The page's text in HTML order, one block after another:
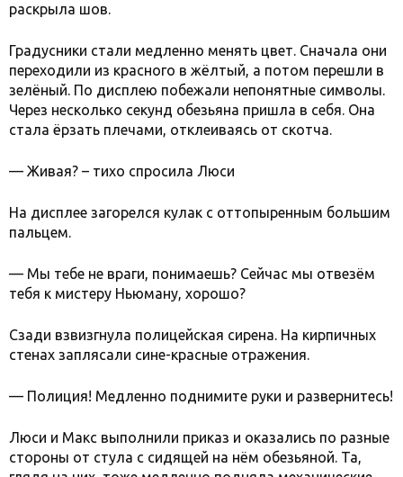
раскрыла шов.
Градусники стали медленно менять цвет. Сначала они
переходили из красного в жёлтый, а потом перешли в
зелёный. По дисплею побежали непонятные символы.
Через несколько секунд обезьяна пришла в себя. Она
стала ёрзать плечами, отклеиваясь от скотча.
— Живая? – тихо спросила Люси
На дисплее загорелся кулак с оттопыренным большим
пальцем.
— Мы тебе не враги, понимаешь? Сейчас мы отвезём
тебя к мистеру Ньюману, хорошо?
Сзади взвизгнула полицейская сирена. На кирпичных
стенах заплясали сине-красные отражения.
— Полиция! Медленно поднимите руки и развернитесь!
Люси и Макс выполнили приказ и оказались по разные
стороны от стула с сидящей на нём обезьяной. Та,